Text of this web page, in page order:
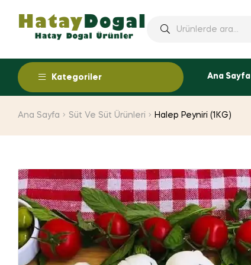
Kategoriler Ana Sayfa
Ana Sayfa Süt Ve Süt Ürünleri Halep Peyniri (1KG)